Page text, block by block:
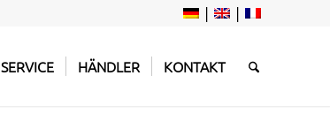
SERVICE HÄNDLER KONTAKT